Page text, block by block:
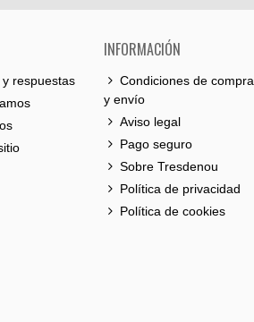
respuestas
INFORMACIÓN
Condiciones de compra
y envío
Aviso legal
Pago seguro
Sobre Tresdenou
Política de privacidad
Política de cookies